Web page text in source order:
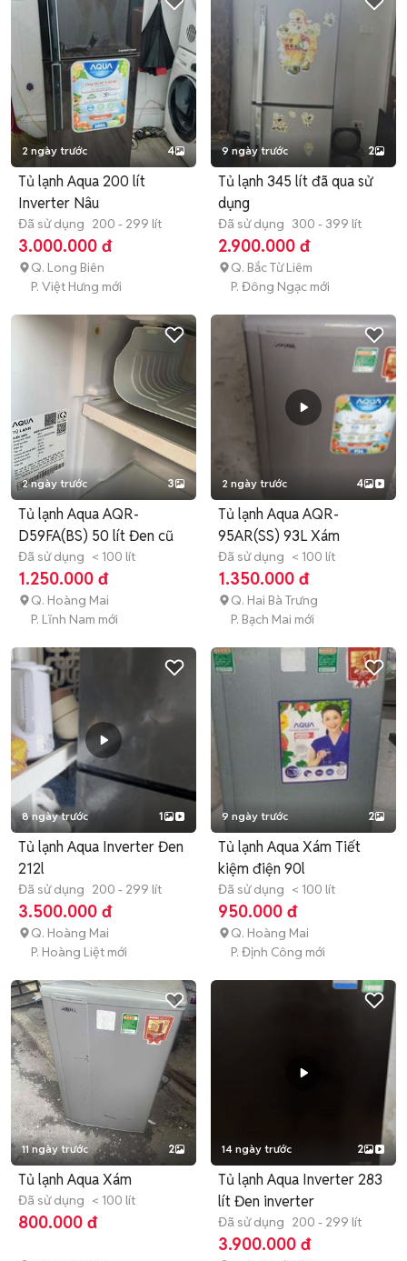
2 ngày trước 4
Tủ lạnh Aqua 200 lít
Inverter Nâu
Đã sử dụng 200 - 299 lít
3.000.000 đ
Q. Long Biên
P. Việt Hưng mới
9 ngày trước 2
Tủ lạnh 345 lít đã qua sử
dụng
Đã sử dụng 300 - 399 lít
2.900.000 đ
Q. Bắc Từ Liêm
P. Đông Ngạc mới
2 ngày trước 3
Tủ lạnh Aqua AQR-
D59FA(BS) 50 lít Đen cũ
Đã sử dụng < 100 lít
1.250.000 đ
Q. Hoàng Mai
P. Lĩnh Nam mới
2 ngày trước 4
Tủ lạnh Aqua AQR-
95AR(SS) 93L Xám
Đã sử dụng < 100 lít
1.350.000 đ
Q. Hai Bà Trưng
P. Bạch Mai mới
8 ngày trước 1
Tủ lạnh Aqua Inverter Đen
212l
Đã sử dụng 200 - 299 lít
3.500.000 đ
Q. Hoàng Mai
P. Hoàng Liệt mới
9 ngày trước 2
Tủ lạnh Aqua Xám Tiết
kiệm điện 90l
Đã sử dụng < 100 lít
950.000 đ
Q. Hoàng Mai
P. Định Công mới
11 ngày trước 2
Tủ lạnh Aqua Xám
Đã sử dụng < 100 lít
800.000 đ
14 ngày trước 2
Tủ lạnh Aqua Inverter 283
lít Đen inverter
Đã sử dụng 200 - 299 lít
3.900.000 đ